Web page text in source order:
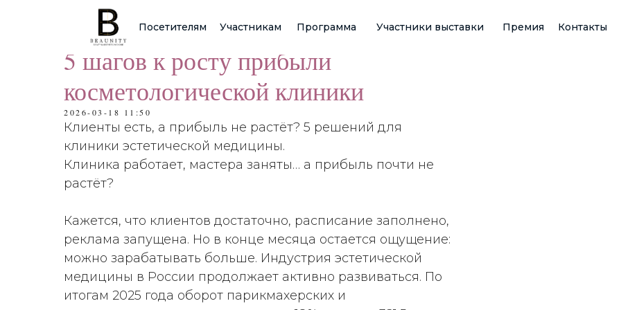
Посетителям Участникам Программа Участники выставки Премия Контакты
5 шагов к росту прибыли
косметологической клиники
2026-03-18 11:50
Клиенты есть, а прибыль не растёт? 5 решений для
клиники эстетической медицины.
Клиника работает, мастера заняты… а прибыль почти не
растёт?
Кажется, что клиентов достаточно, расписание заполнено,
реклама запущена. Но в конце месяца остается ощущение:
можно зарабатывать больше. Индустрия эстетической
медицины в России продолжает активно развиваться. По
итогам 2025 года оборот парикмахерских и